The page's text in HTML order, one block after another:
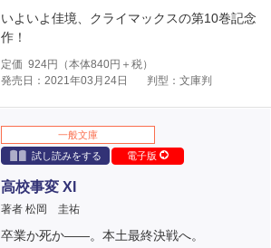
いよいよ佳境、クライマックスの第10巻記念
作！
定価 924円（本体840円＋税）
発売日：2021年03月24日
判型：文庫判
一般文庫
試し読みをする
電子版
高校事変 XI
著者 松岡 圭祐
卒業か死か――。本土最終決戦へ。